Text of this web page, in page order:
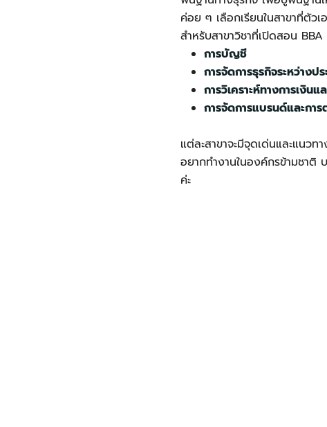
ค่อย ๆ เลือกเรียนในสาขาที่ตัว
สำหรับสาขาวิชาที่เปิดสอน
การบัญชี
การจัดการธุรกิจระหว่างปร
การวิเคราะห์ทางการเงินแ
การจัดการแบรนด์และกา
แต่ละสาขาจะมีจุดเด่นและแนว
อยากทำงานในองค์กรข้ามชาติ
ค่ะ